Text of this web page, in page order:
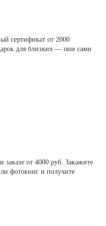
сертификат от 2000
для близких — они сами
заказе от 4000 руб. Закажите
фотокниг и получите